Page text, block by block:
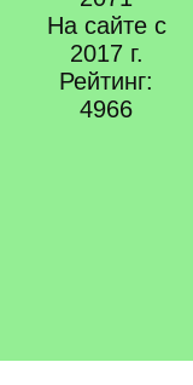
На сайте с
2017 г.
Рейтинг:
4966